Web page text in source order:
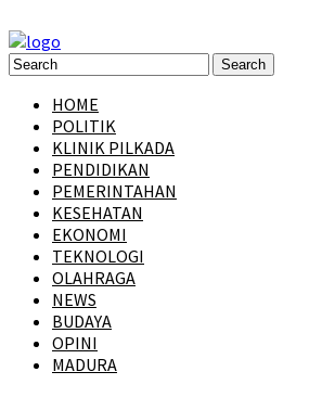
HOME
POLITIK
KLINIK PILKADA
PENDIDIKAN
PEMERINTAHAN
KESEHATAN
EKONOMI
TEKNOLOGI
OLAHRAGA
NEWS
BUDAYA
OPINI
MADURA